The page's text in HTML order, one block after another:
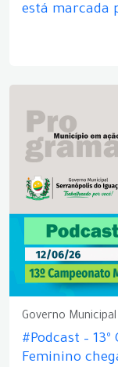
está marcada
Governo Municipal
#Podcast –
Feminino